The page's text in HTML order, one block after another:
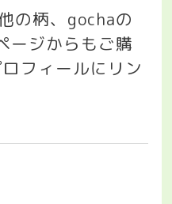
の柄、 gochaの
ージからもご購
ロフィールにリン